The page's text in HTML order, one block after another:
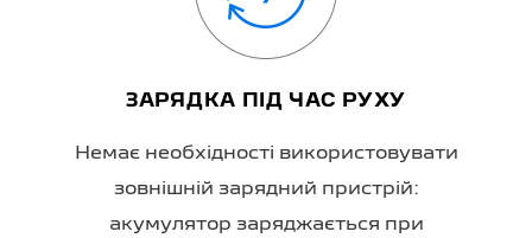
ЗАРЯДКА ПІД ЧАС РУХУ
Немає необхідності використовувати
зовнішній зарядний пристрій:
акумулятор заряджається при